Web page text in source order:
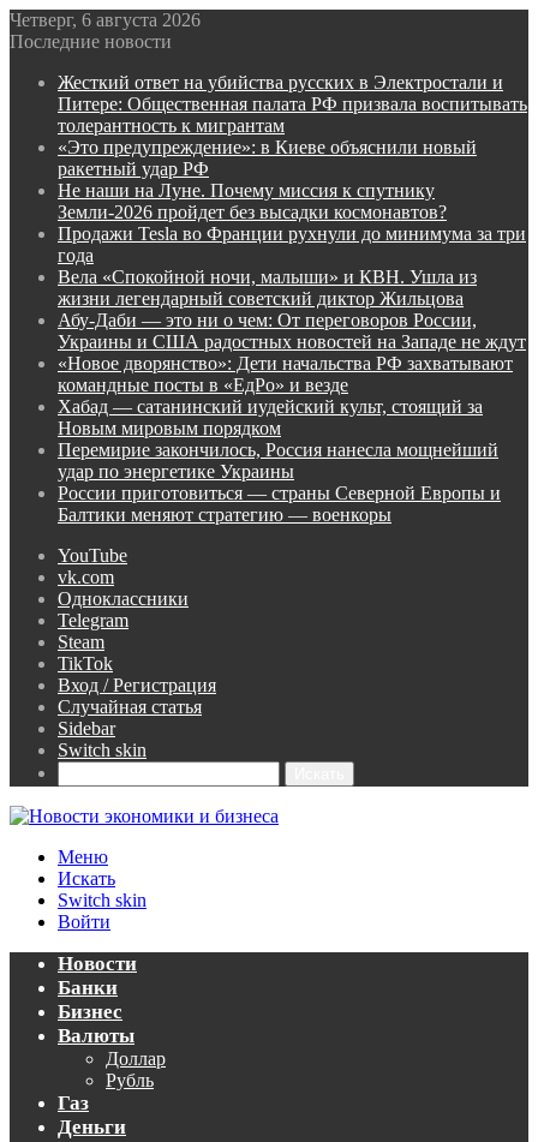
Четверг, 6 августа 2026
Последние новости
Жесткий ответ на убийства русских в Электростали и
Питере: Общественная палата РФ призвала воспитывать
толерантность к мигрантам
«Это предупреждение»: в Киеве объяснили новый
ракетный удар РФ
Не наши на Луне. Почему миссия к спутнику
Земли-2026 пройдет без высадки космонавтов?
Продажи Tesla во Франции рухнули до минимума за три
года
Вела «Спокойной ночи, малыши» и КВН. Ушла из
жизни легендарный советский диктор Жильцова
Абу-Даби — это ни о чем: От переговоров России,
Украины и США радостных новостей на Западе не ждут
«Новое дворянство»: Дети начальства РФ захватывают
командные посты в «ЕдРо» и везде
Хабад — сатанинский иудейский культ, стоящий за
Новым мировым порядком
Перемирие закончилось, Россия нанесла мощнейший
удар по энергетике Украины
России приготовиться — страны Северной Европы и
Балтики меняют стратегию — военкоры
YouTube
vk.com
Одноклассники
Telegram
Steam
TikTok
Вход / Регистрация
Случайная статья
Sidebar
Switch skin
Меню
Искать
Switch skin
Войти
Новости
Банки
Бизнес
Валюты
Доллар
Рубль
Газ
Деньги